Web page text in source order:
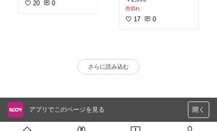
20 0
売切れ
17 0
さらに読み込む
アプリでこのページを見る 開く